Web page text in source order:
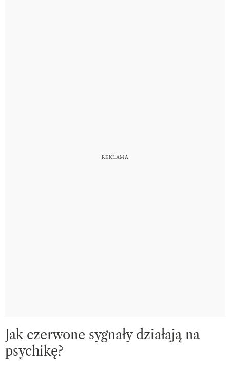
Jak czerwone sygnały działają na
psychikę?